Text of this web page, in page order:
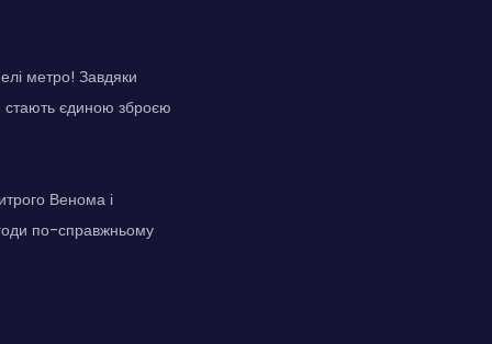
метро! Завдяки
стають єдиною зброєю
Венома і
по-справжньому